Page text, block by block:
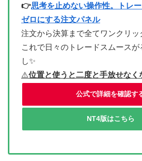
👉思考を止めない操作性。トレ
ゼロにする注文パネル
注文から決算まで全てワンクリッ
これで日々のトレードスムース
し✨
⚠位置と使うと二度と手放せなく
公式で詳細を確認す
NT4版はこちら